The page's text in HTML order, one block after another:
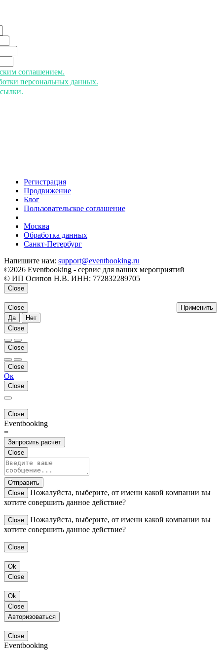
соглашением.
персональных данных.
Регистрация
Продвижение
Блог
Пользовательское соглашение
Москва
Обработка данных
Санкт-Петербург
Напишите нам: support@eventbooking.ru
©2026 Eventbooking - сервис для ваших мероприятий
© ИП Осипов Н.В. ИНН: 772832289705
Close
Применить
Close
Да
Нет
Close
Close
Close
Ок
Close
Close
Eventbooking
=
Запросить расчет
Close
Отправить
Close
Пожалуйста, выберите, от имени какой компании вы
хотите совершить данное действие?
Close
Пожалуйста, выберите, от имени какой компании вы
хотите совершить данное действие?
Close
Ok
Close
Ok
Close
Авторизоваться
Close
Eventbooking